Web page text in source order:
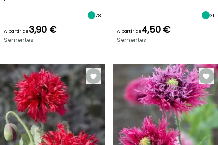
78
A partir de3,90 €
Sementes
31
A partir de4,50 €
Sementes